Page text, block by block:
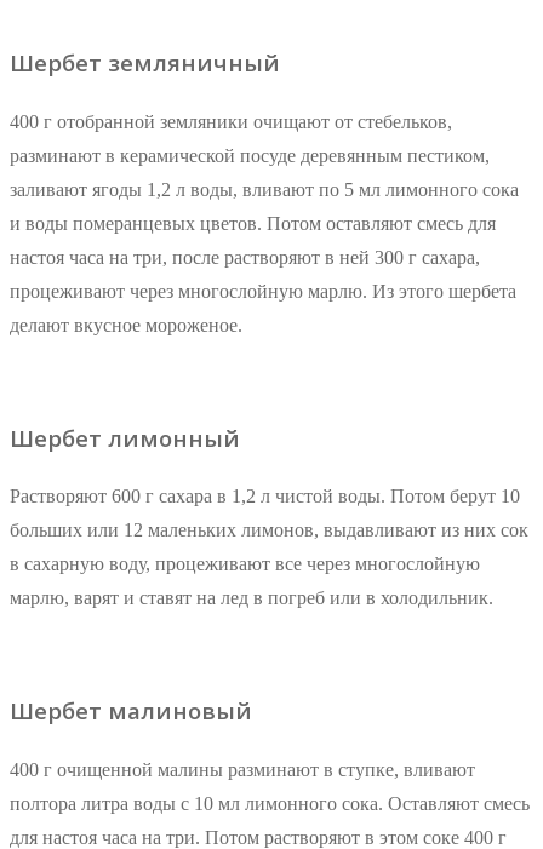
Шербет земляничный
400 г отобранной земляники очищают от стебельков,
разминают в керамической посуде деревянным пестиком,
заливают ягоды 1,2 л воды, вливают по 5 мл лимонного сока
и воды померанцевых цветов. Потом оставляют смесь для
настоя часа на три, после растворяют в ней 300 г сахара,
процеживают через многослойную марлю. Из этого шербета
делают вкусное мороженое.
Шербет лимонный
Растворяют 600 г сахара в 1,2 л чистой воды. Потом берут 10
больших или 12 маленьких лимонов, выдавливают из них сок
в сахарную воду, процеживают все через многослойную
марлю, варят и ставят на лед в погреб или в холодильник.
Шербет малиновый
400 г очищенной малины разминают в ступке, вливают
полтора литра воды с 10 мл лимонного сока. Оставляют смесь
для настоя часа на три. Потом растворяют в этом соке 400 г